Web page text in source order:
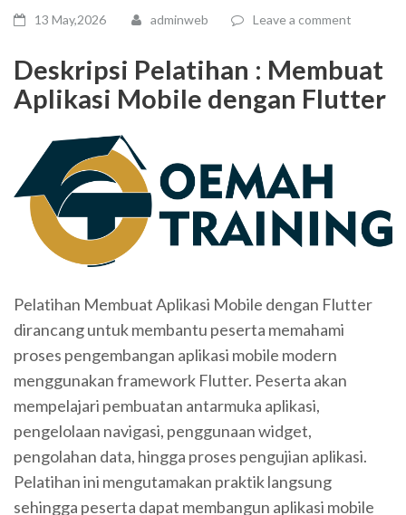
13 May,2026 adminweb Leave a comment
Deskripsi Pelatihan : Membuat
Aplikasi Mobile dengan Flutter
Pelatihan Membuat Aplikasi Mobile dengan Flutter
dirancang untuk membantu peserta memahami
proses pengembangan aplikasi mobile modern
menggunakan framework Flutter. Peserta akan
mempelajari pembuatan antarmuka aplikasi,
pengelolaan navigasi, penggunaan widget,
pengolahan data, hingga proses pengujian aplikasi.
Pelatihan ini mengutamakan praktik langsung
sehingga peserta dapat membangun aplikasi mobile